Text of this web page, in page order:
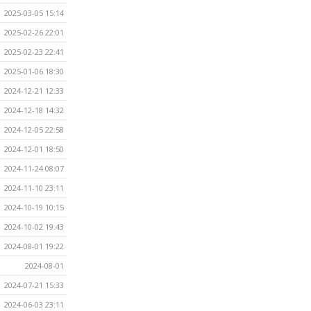
2025-03-05 15:14
2025-02-26 22:01
2025-02-23 22:41
2025-01-06 18:30
2024-12-21 12:33
2024-12-18 14:32
2024-12-05 22:58
2024-12-01 18:50
2024-11-24 08:07
2024-11-10 23:11
2024-10-19 10:15
2024-10-02 19:43
2024-08-01 19:22
2024-08-01
2024-07-21 15:33
2024-06-03 23:11